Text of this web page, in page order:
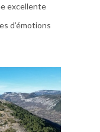
excellente
d’émotions